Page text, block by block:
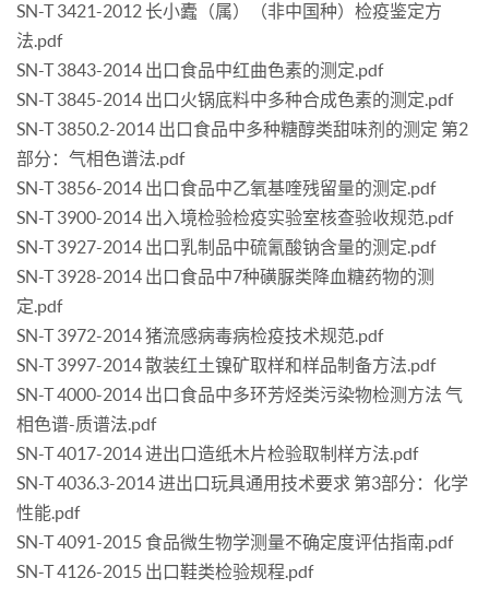
SN-T 3421-2012 长小蠹（属）（非中国种）检疫鉴定方
法.pdf
SN-T 3843-2014 出口食品中红曲色素的测定.pdf
SN-T 3845-2014 出口火锅底料中多种合成色素的测定.pdf
SN-T 3850.2-2014 出口食品中多种糖醇类甜味剂的测定 第2
部分：气相色谱法.pdf
SN-T 3856-2014 出口食品中乙氧基喹残留量的测定.pdf
SN-T 3900-2014 出入境检验检疫实验室核查验收规范.pdf
SN-T 3927-2014 出口乳制品中硫氰酸钠含量的测定.pdf
SN-T 3928-2014 出口食品中7种磺脲类降血糖药物的测
定.pdf
SN-T 3972-2014 猪流感病毒病检疫技术规范.pdf
SN-T 3997-2014 散装红土镍矿取样和样品制备方法.pdf
SN-T 4000-2014 出口食品中多环芳烃类污染物检测方法 气
相色谱-质谱法.pdf
SN-T 4017-2014 进出口造纸木片检验取制样方法.pdf
SN-T 4036.3-2014 进出口玩具通用技术要求 第3部分：化学
性能.pdf
SN-T 4091-2015 食品微生物学测量不确定度评估指南.pdf
SN-T 4126-2015 出口鞋类检验规程.pdf